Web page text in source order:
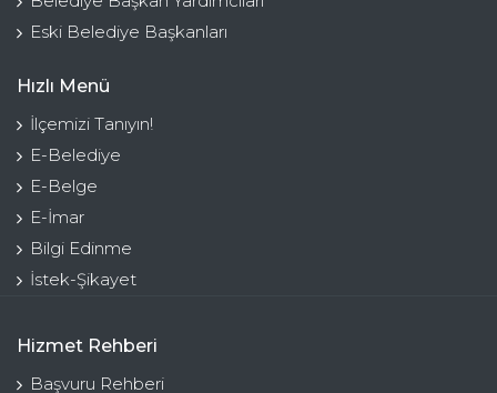
Eski Belediye Başkanları
Hızlı Menü
İlçemizi Tanıyın!
E-Belediye
E-Belge
E-İmar
Bilgi Edinme
İstek-Şikayet
Hizmet Rehberi
Başvuru Rehberi